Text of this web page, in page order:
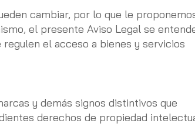
cambiar, por lo que le
el presente Aviso Legal se
el acceso a bienes y servicios
y demás signos distintivos que
derechos de propiedad